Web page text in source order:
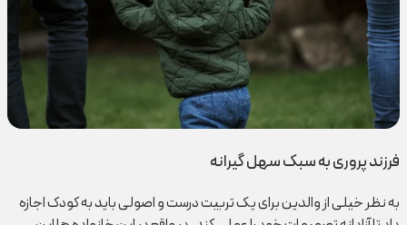
فرزند پروری به سبک سهل گیرانه
به نظر خیلی از والدین برای یک تربیت درست و اصولی باید به کودک اجازه